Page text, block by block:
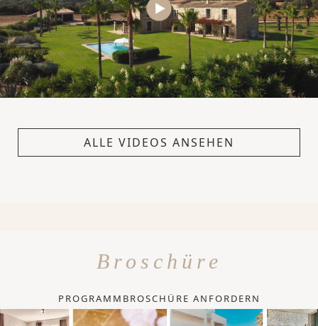
ALLE VIDEOS ANSEHEN
Broschüre
PROGRAMMBROSCHÜRE ANFORDERN